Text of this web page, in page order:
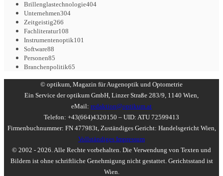
Brillenglastechnologie404
Unternehmen304
Zeitgeistig266
Fachliteratur108
Instrumentenoptik101
Software88
Personen85
Branchenpolitik65
© optikum, Magazin für Augenoptik und Optometrie
Ein Service der optikum GmbH, Linzer Straße 283/9, 1140 Wien,
eMail: redaktion@optikum.at
Telefon: +43(664)4320150 – UID: ATU 72599413
Firmenbuchnummer: FN 477983t, Zuständiges Gericht: Handelsgericht Wien,
Vollständiges Impressum
© 2002 - 2026. Alle Rechte vorbehalten. Die Verwendung von Texten und
Bildern ist ohne schriftliche Genehmigung nicht gestattet. Gerichtsstand ist
Wien.